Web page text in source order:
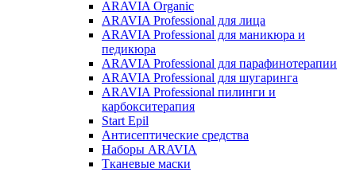
ARAVIA Organic
ARAVIA Professional для лица
ARAVIA Professional для маникюра и
педикюра
ARAVIA Professional для парафинотерапии
ARAVIA Professional для шугаринга
ARAVIA Professional пилинги и
карбокситерапия
Start Epil
Антисептические средства
Наборы ARAVIA
Тканевые маски